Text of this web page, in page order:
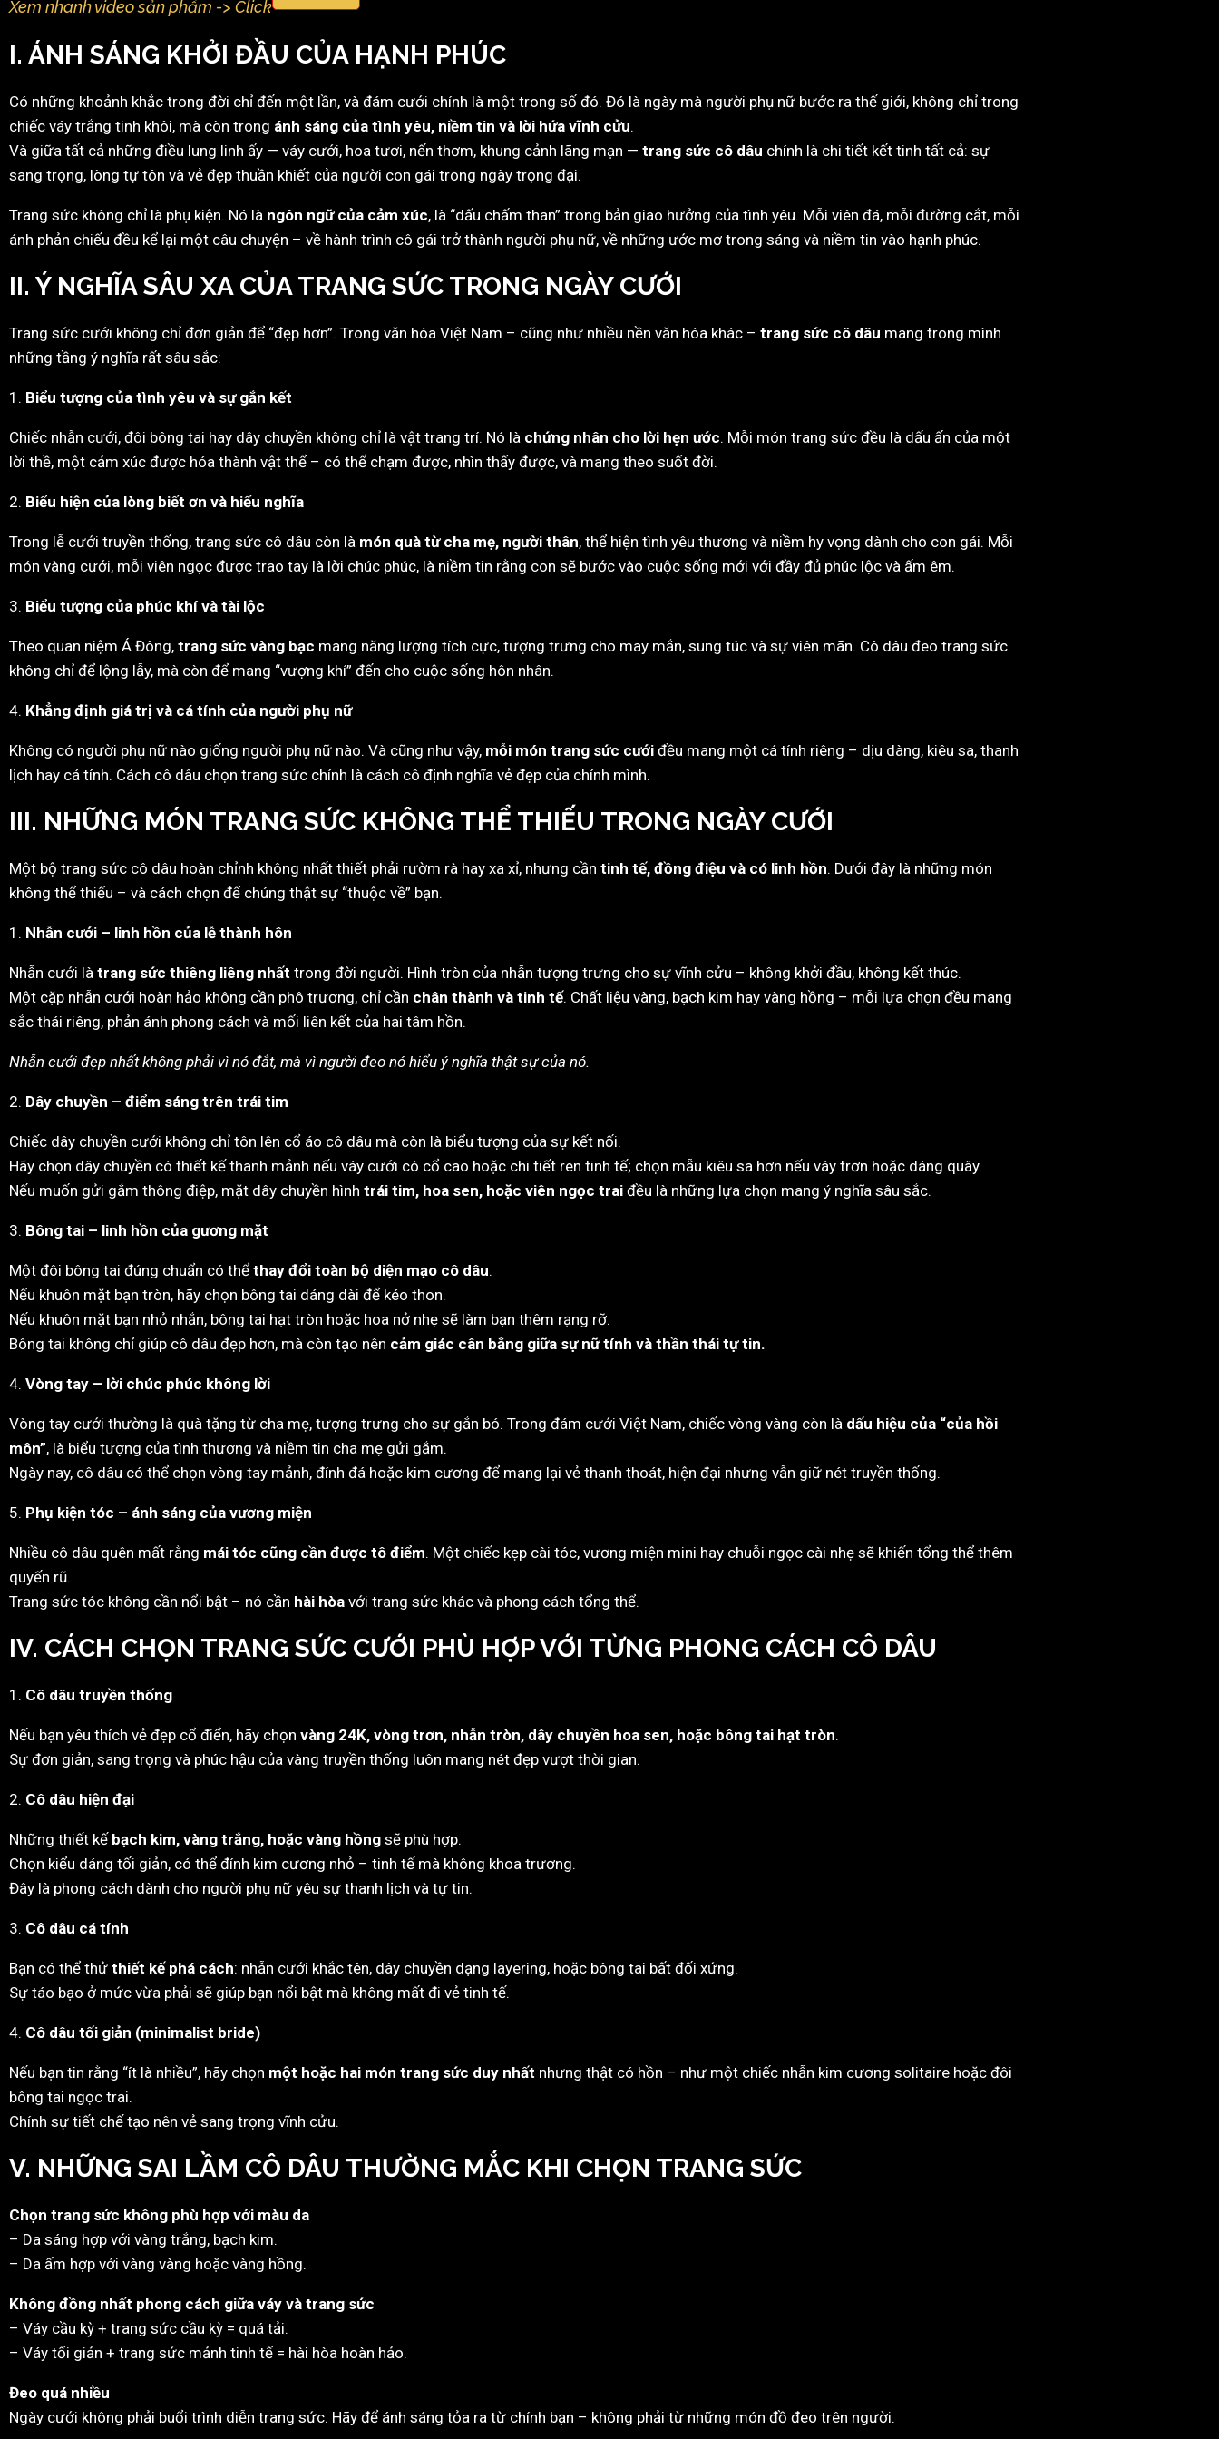
Xem nhanh video sản phẩm -> Click
I. ÁNH SÁNG KHỞI ĐẦU CỦA HẠNH PHÚC
Có những khoảnh khắc trong đời chỉ đến một lần, và đám cưới chính là một trong số đó. Đó là ngày mà người phụ nữ bước ra thế giới, không chỉ trong
chiếc váy trắng tinh khôi, mà còn trong ánh sáng của tình yêu, niềm tin và lời hứa vĩnh cửu.
Và giữa tất cả những điều lung linh ấy — váy cưới, hoa tươi, nến thơm, khung cảnh lãng mạn — trang sức cô dâu chính là chi tiết kết tinh tất cả: sự
sang trọng, lòng tự tôn và vẻ đẹp thuần khiết của người con gái trong ngày trọng đại.
Trang sức không chỉ là phụ kiện. Nó là ngôn ngữ của cảm xúc, là “dấu chấm than” trong bản giao hưởng của tình yêu. Mỗi viên đá, mỗi đường cắt, mỗi
ánh phản chiếu đều kể lại một câu chuyện – về hành trình cô gái trở thành người phụ nữ, về những ước mơ trong sáng và niềm tin vào hạnh phúc.
II. Ý NGHĨA SÂU XA CỦA TRANG SỨC TRONG NGÀY CƯỚI
Trang sức cưới không chỉ đơn giản để “đẹp hơn”. Trong văn hóa Việt Nam – cũng như nhiều nền văn hóa khác – trang sức cô dâu mang trong mình
những tầng ý nghĩa rất sâu sắc:
1. Biểu tượng của tình yêu và sự gắn kết
Chiếc nhẫn cưới, đôi bông tai hay dây chuyền không chỉ là vật trang trí. Nó là chứng nhân cho lời hẹn ước. Mỗi món trang sức đều là dấu ấn của một
lời thề, một cảm xúc được hóa thành vật thể – có thể chạm được, nhìn thấy được, và mang theo suốt đời.
2. Biểu hiện của lòng biết ơn và hiếu nghĩa
Trong lễ cưới truyền thống, trang sức cô dâu còn là món quà từ cha mẹ, người thân, thể hiện tình yêu thương và niềm hy vọng dành cho con gái. Mỗi
món vàng cưới, mỗi viên ngọc được trao tay là lời chúc phúc, là niềm tin rằng con sẽ bước vào cuộc sống mới với đầy đủ phúc lộc và ấm êm.
3. Biểu tượng của phúc khí và tài lộc
Theo quan niệm Á Đông, trang sức vàng bạc mang năng lượng tích cực, tượng trưng cho may mắn, sung túc và sự viên mãn. Cô dâu đeo trang sức
không chỉ để lộng lẫy, mà còn để mang “vượng khí” đến cho cuộc sống hôn nhân.
4. Khẳng định giá trị và cá tính của người phụ nữ
Không có người phụ nữ nào giống người phụ nữ nào. Và cũng như vậy, mỗi món trang sức cưới đều mang một cá tính riêng – dịu dàng, kiêu sa, thanh
lịch hay cá tính. Cách cô dâu chọn trang sức chính là cách cô định nghĩa vẻ đẹp của chính mình.
III. NHỮNG MÓN TRANG SỨC KHÔNG THỂ THIẾU TRONG NGÀY CƯỚI
Một bộ trang sức cô dâu hoàn chỉnh không nhất thiết phải rườm rà hay xa xỉ, nhưng cần tinh tế, đồng điệu và có linh hồn. Dưới đây là những món
không thể thiếu – và cách chọn để chúng thật sự “thuộc về” bạn.
1. Nhẫn cưới – linh hồn của lễ thành hôn
Nhẫn cưới là trang sức thiêng liêng nhất trong đời người. Hình tròn của nhẫn tượng trưng cho sự vĩnh cửu – không khởi đầu, không kết thúc.
Một cặp nhẫn cưới hoàn hảo không cần phô trương, chỉ cần chân thành và tinh tế. Chất liệu vàng, bạch kim hay vàng hồng – mỗi lựa chọn đều mang
sắc thái riêng, phản ánh phong cách và mối liên kết của hai tâm hồn.
Nhẫn cưới đẹp nhất không phải vì nó đắt, mà vì người đeo nó hiểu ý nghĩa thật sự của nó.
2. Dây chuyền – điểm sáng trên trái tim
Chiếc dây chuyền cưới không chỉ tôn lên cổ áo cô dâu mà còn là biểu tượng của sự kết nối.
Hãy chọn dây chuyền có thiết kế thanh mảnh nếu váy cưới có cổ cao hoặc chi tiết ren tinh tế; chọn mẫu kiêu sa hơn nếu váy trơn hoặc dáng quây.
Nếu muốn gửi gắm thông điệp, mặt dây chuyền hình trái tim, hoa sen, hoặc viên ngọc trai đều là những lựa chọn mang ý nghĩa sâu sắc.
3. Bông tai – linh hồn của gương mặt
Một đôi bông tai đúng chuẩn có thể thay đổi toàn bộ diện mạo cô dâu.
Nếu khuôn mặt bạn tròn, hãy chọn bông tai dáng dài để kéo thon.
Nếu khuôn mặt bạn nhỏ nhắn, bông tai hạt tròn hoặc hoa nở nhẹ sẽ làm bạn thêm rạng rỡ.
Bông tai không chỉ giúp cô dâu đẹp hơn, mà còn tạo nên cảm giác cân bằng giữa sự nữ tính và thần thái tự tin.
4. Vòng tay – lời chúc phúc không lời
Vòng tay cưới thường là quà tặng từ cha mẹ, tượng trưng cho sự gắn bó. Trong đám cưới Việt Nam, chiếc vòng vàng còn là dấu hiệu của “của hồi
môn”, là biểu tượng của tình thương và niềm tin cha mẹ gửi gắm.
Ngày nay, cô dâu có thể chọn vòng tay mảnh, đính đá hoặc kim cương để mang lại vẻ thanh thoát, hiện đại nhưng vẫn giữ nét truyền thống.
5. Phụ kiện tóc – ánh sáng của vương miện
Nhiều cô dâu quên mất rằng mái tóc cũng cần được tô điểm. Một chiếc kẹp cài tóc, vương miện mini hay chuỗi ngọc cài nhẹ sẽ khiến tổng thể thêm
quyến rũ.
Trang sức tóc không cần nổi bật – nó cần hài hòa với trang sức khác và phong cách tổng thể.
IV. CÁCH CHỌN TRANG SỨC CƯỚI PHÙ HỢP VỚI TỪNG PHONG CÁCH CÔ DÂU
1. Cô dâu truyền thống
Nếu bạn yêu thích vẻ đẹp cổ điển, hãy chọn vàng 24K, vòng trơn, nhẫn tròn, dây chuyền hoa sen, hoặc bông tai hạt tròn.
Sự đơn giản, sang trọng và phúc hậu của vàng truyền thống luôn mang nét đẹp vượt thời gian.
2. Cô dâu hiện đại
Những thiết kế bạch kim, vàng trắng, hoặc vàng hồng sẽ phù hợp.
Chọn kiểu dáng tối giản, có thể đính kim cương nhỏ – tinh tế mà không khoa trương.
Đây là phong cách dành cho người phụ nữ yêu sự thanh lịch và tự tin.
3. Cô dâu cá tính
Bạn có thể thử thiết kế phá cách: nhẫn cưới khắc tên, dây chuyền dạng layering, hoặc bông tai bất đối xứng.
Sự táo bạo ở mức vừa phải sẽ giúp bạn nổi bật mà không mất đi vẻ tinh tế.
4. Cô dâu tối giản (minimalist bride)
Nếu bạn tin rằng “ít là nhiều”, hãy chọn một hoặc hai món trang sức duy nhất nhưng thật có hồn – như một chiếc nhẫn kim cương solitaire hoặc đôi
bông tai ngọc trai.
Chính sự tiết chế tạo nên vẻ sang trọng vĩnh cửu.
V. NHỮNG SAI LẦM CÔ DÂU THƯỜNG MẮC KHI CHỌN TRANG SỨC
Chọn trang sức không phù hợp với màu da
– Da sáng hợp với vàng trắng, bạch kim.
– Da ấm hợp với vàng vàng hoặc vàng hồng.
Không đồng nhất phong cách giữa váy và trang sức
– Váy cầu kỳ + trang sức cầu kỳ = quá tải.
– Váy tối giản + trang sức mảnh tinh tế = hài hòa hoàn hảo.
Đeo quá nhiều
Ngày cưới không phải buổi trình diễn trang sức. Hãy để ánh sáng tỏa ra từ chính bạn – không phải từ những món đồ đeo trên người.